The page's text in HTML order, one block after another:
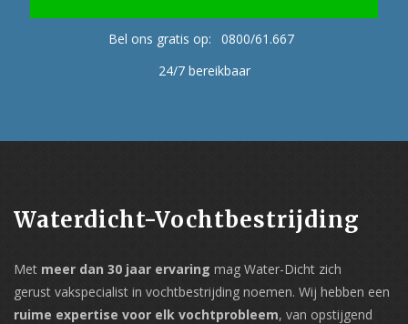
Bel ons gratis op:
0800/61.667
24/7 bereikbaar
Waterdicht-Vochtbestrijding
Met meer dan 30 jaar ervaring mag Water-Dicht zich
gerust vakspecialist in vochtbestrijding noemen. Wij hebben een
ruime expertise voor elk vochtprobleem, van opstijgend